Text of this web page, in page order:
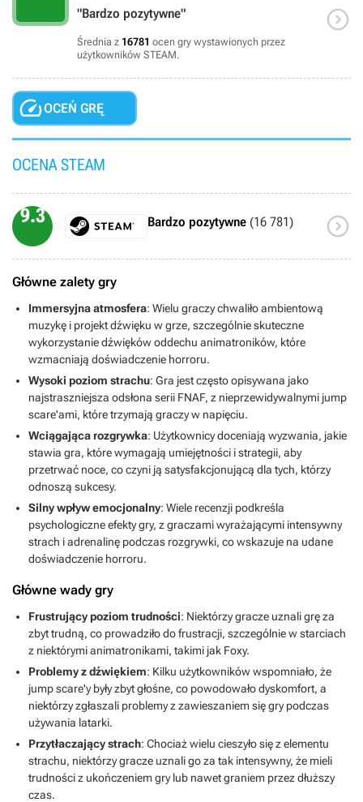
"Bardzo pozytywne"
Średnia z 16781 ocen gry wystawionych przez
użytkowników STEAM.

OCEŃ GRĘ
OCENA STEAM
9.3 Bardzo pozytywne (16 781) 
Główne zalety gry
Immersyjna atmosfera: Wielu graczy chwaliło ambientową
muzykę i projekt dźwięku w grze, szczególnie skuteczne
wykorzystanie dźwięków oddechu animatroników, które
wzmacniają doświadczenie horroru.
Wysoki poziom strachu: Gra jest często opisywana jako
najstraszniejsza odsłona serii FNAF, z nieprzewidywalnymi jump
scare'ami, które trzymają graczy w napięciu.
Wciągająca rozgrywka: Użytkownicy doceniają wyzwania, jakie
stawia gra, które wymagają umiejętności i strategii, aby
przetrwać noce, co czyni ją satysfakcjonującą dla tych, którzy
odnoszą sukcesy.
Silny wpływ emocjonalny: Wiele recenzji podkreśla
psychologiczne efekty gry, z graczami wyrażającymi intensywny
strach i adrenalinę podczas rozgrywki, co wskazuje na udane
doświadczenie horroru.
Główne wady gry
Frustrujący poziom trudności: Niektórzy gracze uznali grę za
zbyt trudną, co prowadziło do frustracji, szczególnie w starciach
z niektórymi animatronikami, takimi jak Foxy.
Problemy z dźwiękiem: Kilku użytkowników wspomniało, że
jump scare'y były zbyt głośne, co powodowało dyskomfort, a
niektórzy zgłaszali problemy z zawieszaniem się gry podczas
używania latarki.
Przytłaczający strach: Chociaż wielu cieszyło się z elementu
strachu, niektórzy gracze uznali go za tak intensywny, że mieli
trudności z ukończeniem gry lub nawet graniem przez dłuższy
czas.